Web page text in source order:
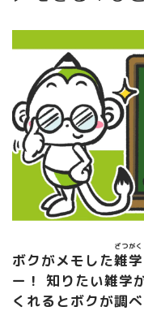
ボクがメモした雑学
ざつがく
ー！
知りたい雑学
くれるとボクが調べ